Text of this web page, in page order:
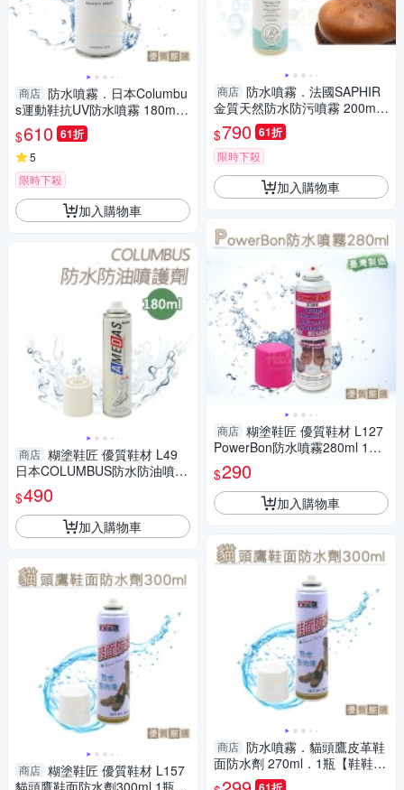
商店 防水噴霧．日本Columbu
s運動鞋抗UV防水噴霧 180m
l．1罐【鞋鞋俱樂部】【906-L
62】
$610 61折
5
限時下殺
加入購物車
商店 糊塗鞋匠 優質鞋材 L49
日本COLUMBUS防水防油噴護
劑180ml 1瓶 皮革防水噴霧 防
水防汙噴霧
$490
加入購物車
商店 糊塗鞋匠 優質鞋材 L157
商店 防水噴霧．法國SAPHIR
金質天然防水防污噴霧 200m
l．1瓶【鞋鞋俱樂部】【906-L
101】新包裝
$790 61折
限時下殺
加入購物車
商店 糊塗鞋匠 優質鞋材 L127
PowerBon防水噴霧280ml 1瓶
防水防汙保護劑 防水防汙噴霧
撥水防濕易潔劑
$290
加入購物車
商店 防水噴霧．貓頭鷹皮革鞋
面防水劑 270ml．1瓶【鞋鞋俱
樂部】【906-L157】